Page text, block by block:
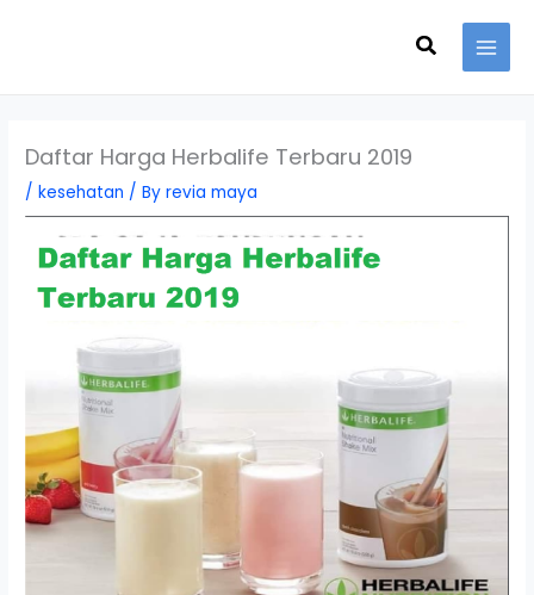
Search
Daftar Harga Herbalife Terbaru 2019
/kesehatan / Byrevia maya